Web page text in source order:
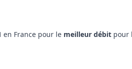
en France pour le meilleur débitpour